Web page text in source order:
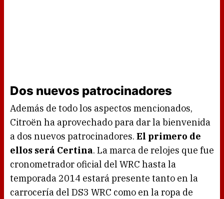
Dos nuevos patrocinadores
Además de todo los aspectos mencionados,
Citroën ha aprovechado para dar la bienvenida
a dos nuevos patrocinadores. El primero de
ellos será Certina. La marca de relojes que fue
cronometrador oficial del WRC hasta la
temporada 2014 estará presente tanto en la
carrocería del DS3 WRC como en la ropa de